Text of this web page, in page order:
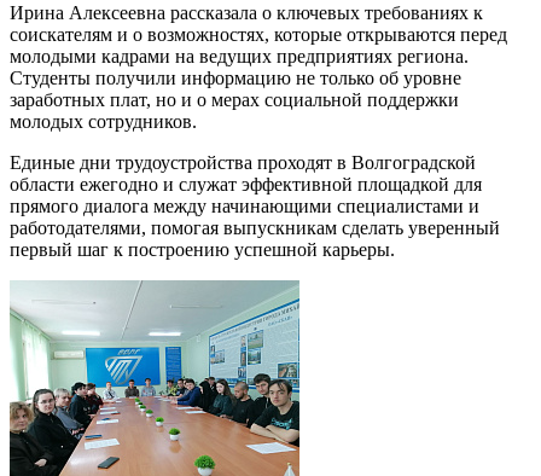
Ирина Алексеевна рассказала о ключевых требованиях к
соискателям и о возможностях, которые открываются перед
молодыми кадрами на ведущих предприятиях региона.
Студенты получили информацию не только об уровне
заработных плат, но и о мерах социальной поддержки
молодых сотрудников.
Единые дни трудоустройства проходят в Волгоградской
области ежегодно и служат эффективной площадкой для
прямого диалога между начинающими специалистами и
работодателями, помогая выпускникам сделать уверенный
первый шаг к построению успешной карьеры.